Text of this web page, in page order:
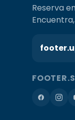
Reserva